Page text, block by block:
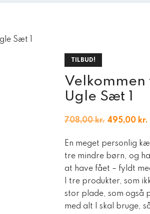
Sæt 1
TILBUD!
Ugle Sæt 1
708,00kr. Den
pris
var:
708,00 kr..
495,00 kr.
En meget personlig
tre mindre børn, og
at have fået – fyldt
I tre produkter, som
stor plade, som også
med alt I skal bruge,